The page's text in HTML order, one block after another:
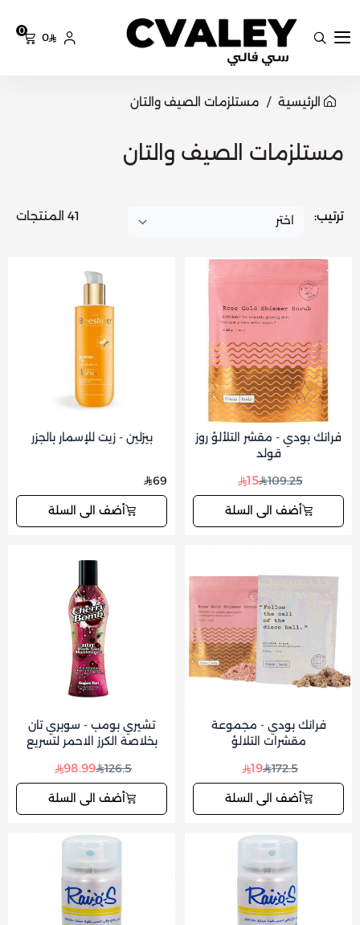
سي فالي
0
0
الرئيسية مستلزمات الصيف والتان
مستلزمات الصيف والتان
ترتيب: 41 المنتجات
فرانك بودي - مقشر التلألؤ روز
قولد
109.25
15
أضف الى السلة
بيزلين - زيت للإسمار بالجزر
69
أضف الى السلة
فرانك بودي - مجموعة
مقشرات التلالؤ
172.5
19
أضف الى السلة
تشيري بومب - سوبري تان
بخلاصة الكرز الاحمر لتسريع
126.5
98.99
أضف الى السلة